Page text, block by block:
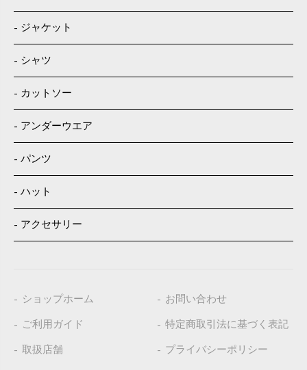
ジャケット
シャツ
カットソー
アンダーウエア
パンツ
ハット
アクセサリー
ショップホーム
ご利用ガイド
取扱店舗
お問い合わせ
特定商取引法に基づく表記
プライバシーポリシー